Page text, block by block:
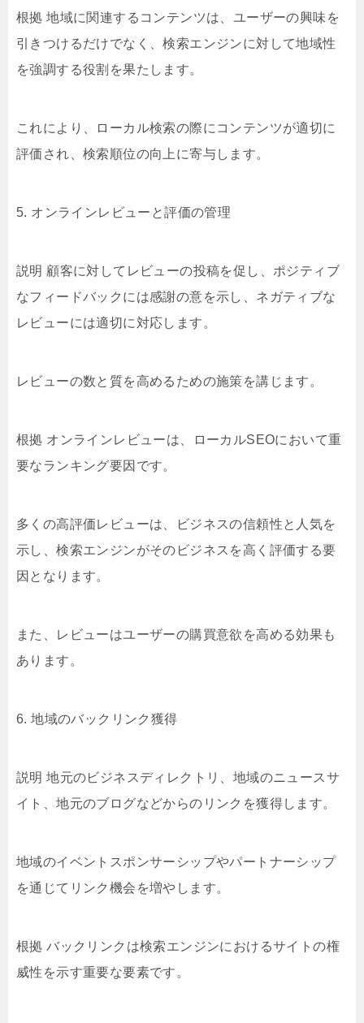
根拠 地域に関連するコンテンツは、ユーザーの興味を
引きつけるだけでなく、検索エンジンに対して地域性
を強調する役割を果たします。
これにより、ローカル検索の際にコンテンツが適切に
評価され、検索順位の向上に寄与します。
5. オンラインレビューと評価の管理
説明 顧客に対してレビューの投稿を促し、ポジティブ
なフィードバックには感謝の意を示し、ネガティブな
レビューには適切に対応します。
レビューの数と質を高めるための施策を講じます。
根拠 オンラインレビューは、ローカルSEOにおいて重
要なランキング要因です。
多くの高評価レビューは、ビジネスの信頼性と人気を
示し、検索エンジンがそのビジネスを高く評価する要
因となります。
また、レビューはユーザーの購買意欲を高める効果も
あります。
6. 地域のバックリンク獲得
説明 地元のビジネスディレクトリ、地域のニュースサ
イト、地元のブログなどからのリンクを獲得します。
地域のイベントスポンサーシップやパートナーシップ
を通じてリンク機会を増やします。
根拠 バックリンクは検索エンジンにおけるサイトの権
威性を示す重要な要素です。